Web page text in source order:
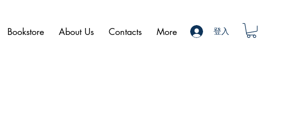
Bookstore About Us Contacts More 登入